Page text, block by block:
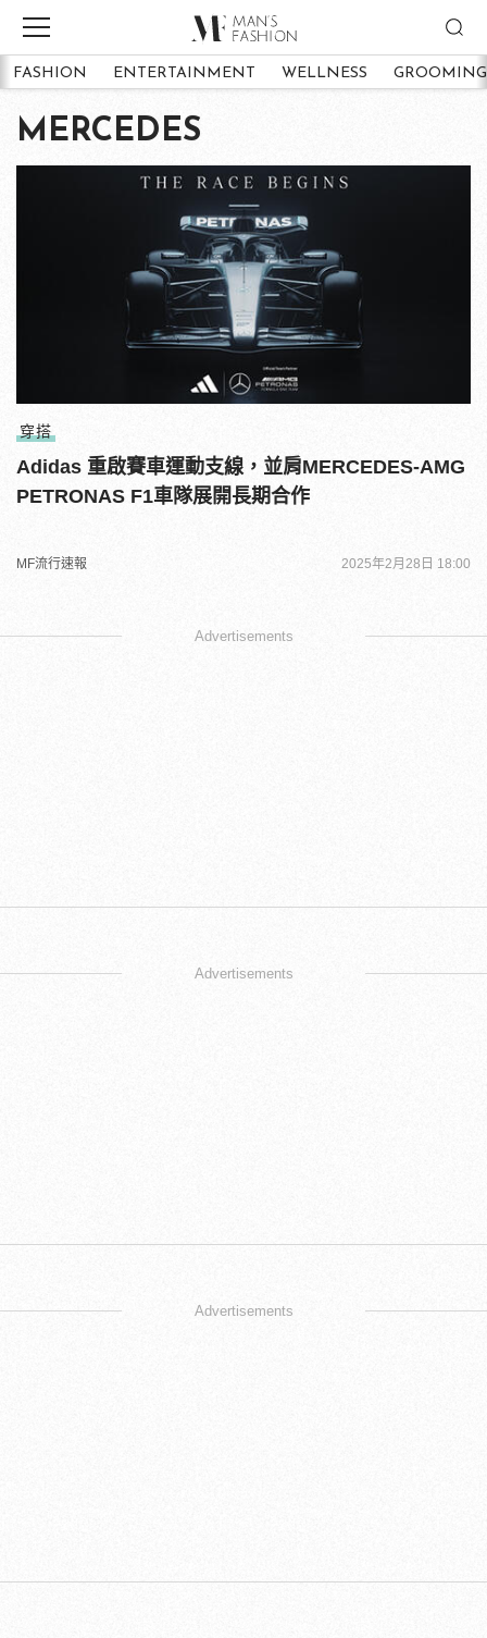
FASHION ENTERTAINMENT WELLNESS GROOMING
MERCEDES
穿搭
Adidas 重啟賽車運動支線，並肩MERCEDES-AMG
PETRONAS F1車隊展開長期合作
MF流行速報 2025年2月28日 18:00
Advertisements
Advertisements
Advertisements